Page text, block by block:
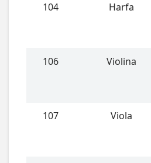
104 Harfa
106 Violina
107 Viola